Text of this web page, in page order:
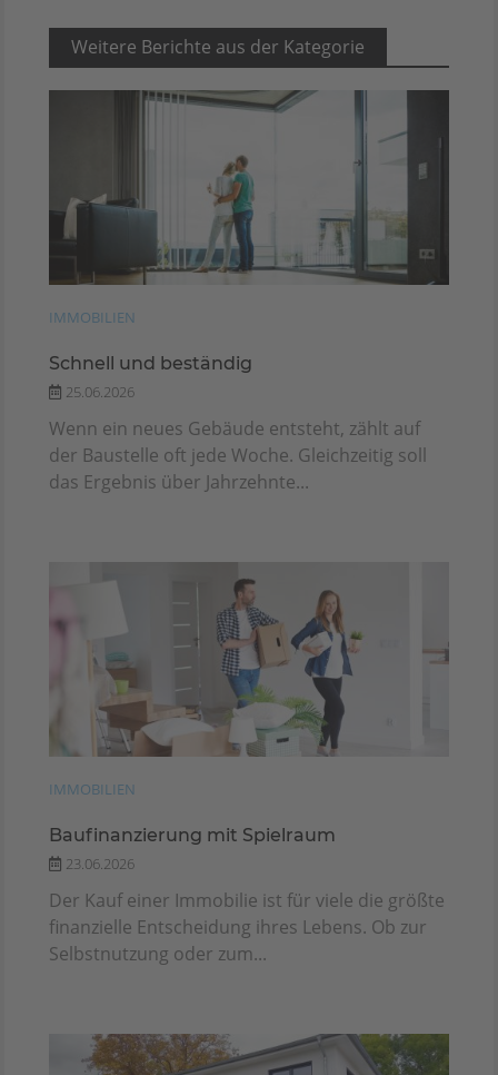
Weitere Berichte aus der Kategorie
IMMOBILIEN
Schnell und beständig
25.06.2026
Wenn ein neues Gebäude entsteht, zählt auf
der Baustelle oft jede Woche. Gleichzeitig soll
das Ergebnis über Jahrzehnte...
IMMOBILIEN
Baufinanzierung mit Spielraum
23.06.2026
Der Kauf einer Immobilie ist für viele die größte
finanzielle Entscheidung ihres Lebens. Ob zur
Selbstnutzung oder zum...